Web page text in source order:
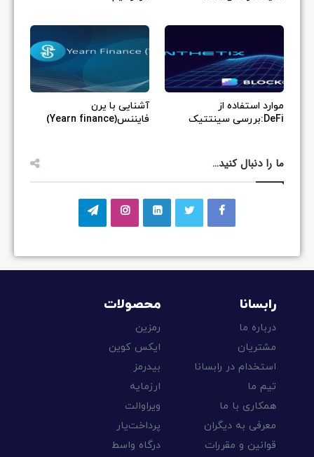
موارد استفاده از
DeFi:بررسی سینتتیک
آشنایی با یرن
فایننس(Yearn finance)
ما را دنبال کنید…
رابسانا
درباره ما
مشتریان
استخدام در رابسانا
تیم ما
همکاری با ما
معرفی به دیگران
قوانین و مقررات
محصولات
رمزین
ایکس کوین
بیدرمز
ارزمایه
ویراوالت
پرداخت‌یار
درگاه واسط